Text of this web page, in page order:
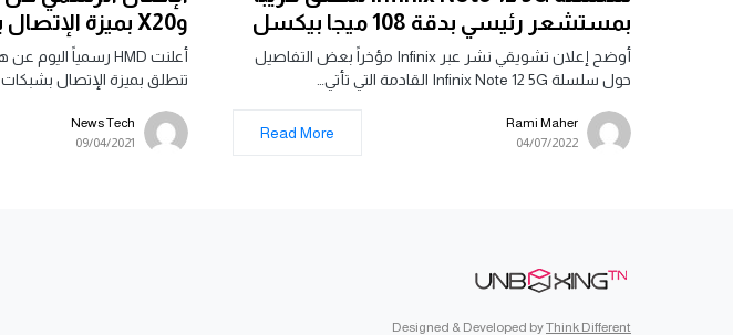
بمستشعر رئيسي بدقة 108 ميجا بيكسل
أوضح إعلان تشويقي نشر عبر Infinix مؤخراً بعض التفاصيل
حول سلسلة Infinix Note 12 5G القادمة التي تأتي…
Rami Maher
04/07/2022
Read More
وX20 بميزة الإتصال بشبكات 5G
تنطلق بميزة الإتصال بشبكات 5G، ودعم التحديثات للبرمجيات…
News Tech
09/04/2021
Designed & Developed byThink Different